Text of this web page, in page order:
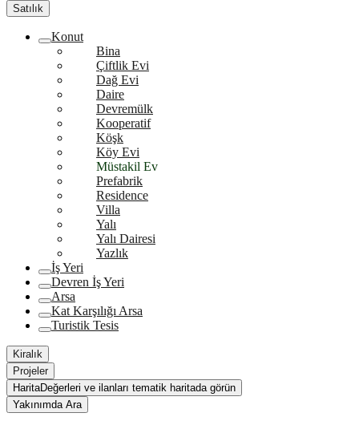
Satılık
Konut
Bina
Çiftlik Evi
Dağ Evi
Daire
Devremülk
Kooperatif
Köşk
Köy Evi
Müstakil Ev
Prefabrik
Residence
Villa
Yalı
Yalı Dairesi
Yazlık
İş Yeri
Devren İş Yeri
Arsa
Kat Karşılığı Arsa
Turistik Tesis
Kiralık
Projeler
HaritaDeğerleri ve ilanları tematik haritada görün
Yakınımda Ara